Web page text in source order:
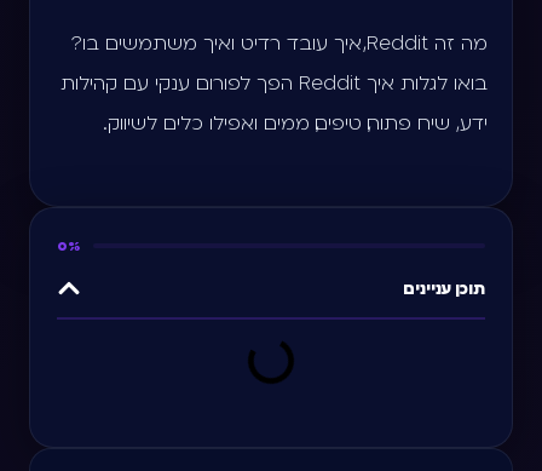
מה זה Reddit, איך עובד רדיט ואיך משתמשים בו?
בואו לגלות איך Reddit הפך לפורום ענקי עם קהילות
ידע, שיח פתוח, טיפים, ממים ואפילו כלים לשיווק.
0%
תוכן עניינים